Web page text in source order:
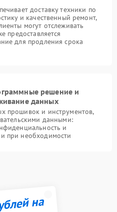
доставку техники по
и качественный ремонт,
могут отслеживать
предоставляется
для продления срока
решение и
данных
прошивок и инструментов,
данными:
и
при необходимости